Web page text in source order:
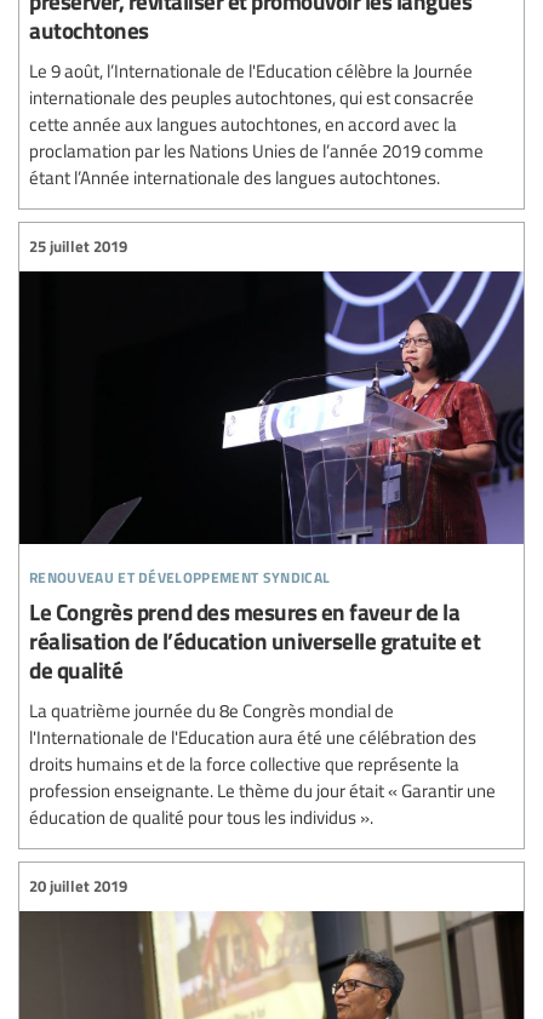
autochtones
Le 9 août, l’Internationale de l'Education célèbre la Journée
internationale des peuples autochtones, qui est consacrée
cette année aux langues autochtones, en accord avec la
proclamation par les Nations Unies de l’année 2019 comme
étant l’Année internationale des langues autochtones.
renouveau et développement syndical
25 juillet 2019
Le Congrès prend des mesures en faveur de la
réalisation de l’éducation universelle gratuite et
de qualité
La quatrième journée du 8e Congrès mondial de
l'Internationale de l'Education aura été une célébration des
droits humains et de la force collective que représente la
profession enseignante. Le thème du jour était « Garantir une
éducation de qualité pour tous les individus ».
20 juillet 2019